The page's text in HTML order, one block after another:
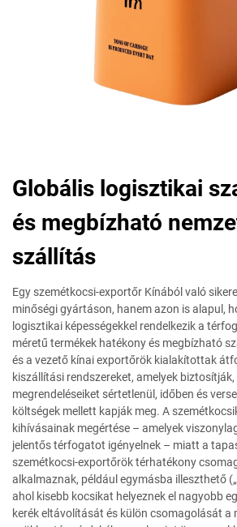
Globális logisztikai
és megbízható
szállítás
Egy szemétkocsi-exportőr Kínából való
minőségi gyártáson, hanem azon is alapul,
logisztikai képességekkel rendelkezik a
méretű termékek hatékony és megbízható
és a vezető kínai exportőrök kialakítottak
kiszállítási rendszereket, amelyek
megrendeléseiket sértetlenül, időben és
költségek mellett kapják meg. A
kihívásainak megértése – amelyek
jelentős térfogatot igényelnek – miatt a
szemétkocsi-exportőrök térhatékony
alkalmaznak, például egymásba illeszthető
ahol kisebb kocsikat helyeznek el nagyobb
kerék eltávolítását és külön csomagolását a